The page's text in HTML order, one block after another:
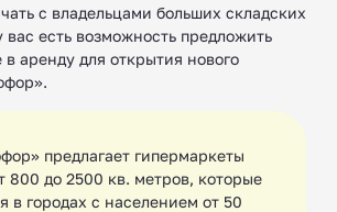
с владельцами больших складских
вас есть возможность предложить
аренду для открытия нового
предлагает гипермаркеты
800 до 2500 кв. метров, которые
в городах с населением от 50